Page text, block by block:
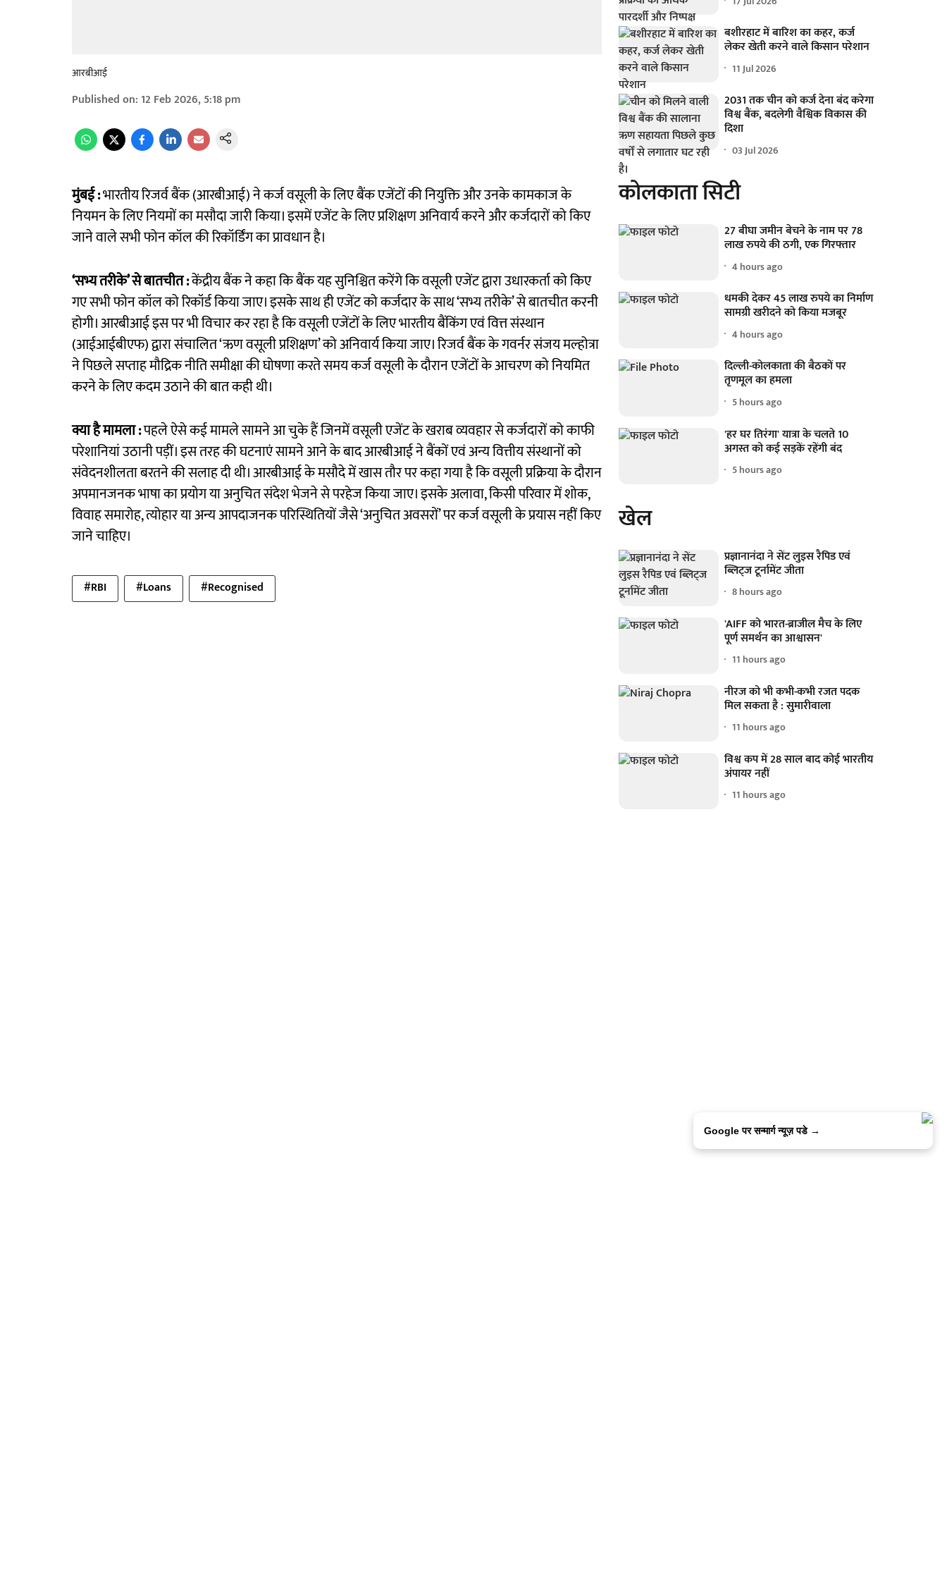
आरबीआई
Published on: 12 Feb 2026, 5:18 pm
मुंबई :भारतीय रिजर्व बैंक (आरबीआई) ने कर्ज वसूली के लिए बैंक एजेंटों की नियुक्ति और उनके कामकाज के
नियमन के लिए नियमों का मसौदा जारी किया। इसमें एजेंट के लिए प्रशिक्षण अनिवार्य करने और कर्जदारों को किए
जाने वाले सभी फोन कॉल की रिकॉर्डिंग का प्रावधान है।
‘सभ्य तरीके’ से बातचीत :केंद्रीय बैंक ने कहा कि बैंक यह सुनिश्चित करेंगे कि वसूली एजेंट द्वारा उधारकर्ता को किए
गए सभी फोन कॉल को रिकॉर्ड किया जाए। इसके साथ ही एजेंट को कर्जदार के साथ ‘सभ्य तरीके’ से बातचीत करनी
होगी। आरबीआई इस पर भी विचार कर रहा है कि वसूली एजेंटों के लिए भारतीय बैंकिंग एवं वित्त संस्थान
(आईआईबीएफ) द्वारा संचालित ‘ऋण वसूली प्रशिक्षण’ को अनिवार्य किया जाए। रिजर्व बैंक के गवर्नर संजय मल्होत्रा
ने पिछले सप्ताह मौद्रिक नीति समीक्षा की घोषणा करते समय कर्ज वसूली के दौरान एजेंटों के आचरण को नियमित
करने के लिए कदम उठाने की बात कही थी।
क्या है मामला :पहले ऐसे कई मामले सामने आ चुके हैं जिनमें वसूली एजेंट के खराब व्यवहार से कर्जदारों को काफी
परेशानियां उठानी पड़ीं। इस तरह की घटनाएं सामने आने के बाद आरबीआई ने बैंकों एवं अन्य वित्तीय संस्थानों को
संवेदनशीलता बरतने की सलाह दी थी। आरबीआई के मसौदे में खास तौर पर कहा गया है कि वसूली प्रक्रिया के दौरान
अपमानजनक भाषा का प्रयोग या अनुचित संदेश भेजने से परहेज किया जाए। इसके अलावा, किसी परिवार में शोक,
विवाह समारोह, त्योहार या अन्य आपदाजनक परिस्थितियों जैसे ‘अनुचित अवसरों’ पर कर्ज वसूली के प्रयास नहीं किए
जाने चाहिए।
#RBI #Loans #Recognised
बशीरहाट में बारिश का कहर, कर्ज
लेकर खेती करने वाले किसान परेशान
11 Jul 2026
2031 तक चीन को कर्ज देना बंद करेगा
विश्व बैंक, बदलेगी वैश्विक विकास की
दिशा
03 Jul 2026
कोलकाता सिटी
27 बीघा जमीन बेचने के नाम पर 78
लाख रुपये की ठगी, एक गिरफ्तार
4 hours ago
धमकी देकर 45 लाख रुपये का निर्माण
सामग्री खरीदने को किया मजबूर
4 hours ago
दिल्ली-कोलकाता की बैठकों पर
तृणमूल का हमला
5 hours ago
'हर घर तिरंगा' यात्रा के चलते 10
अगस्त को कई सड़कें रहेंगी बंद
5 hours ago
खेल
प्रज्ञानानंदा ने सेंट लुइस रैपिड एवं
ब्लिट्ज टूर्नामेंट जीता
8 hours ago
'AIFF को भारत-ब्राजील मैच के लिए
पूर्ण समर्थन का आश्वासन'
11 hours ago
नीरज को भी कभी-कभी रजत पदक
मिल सकता है : सुमारीवाला
11 hours ago
विश्व कप में 28 साल बाद कोई भारतीय
अंपायर नहीं
11 hours ago
Google पर सन्मार्ग न्यूज़ पडे →